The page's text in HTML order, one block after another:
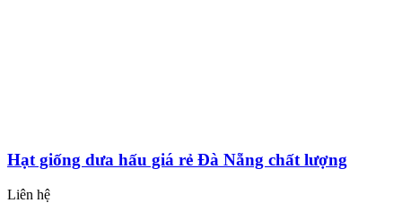
Hạt giống dưa hấu giá rẻ Đà Nẵng chất lượng
Liên hệ